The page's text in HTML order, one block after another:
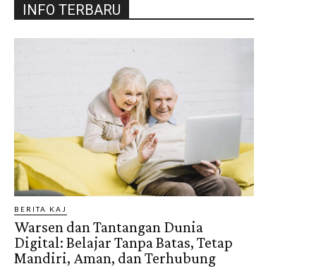
INFO TERBARU
BERITA KAJ
Warsen dan Tantangan Dunia
Digital: Belajar Tanpa Batas, Tetap
Mandiri, Aman, dan Terhubung